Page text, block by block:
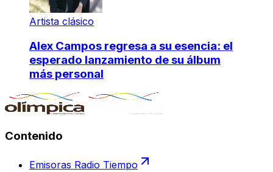
Artista clásico
Alex Campos regresa a su esencia: el
esperado lanzamiento de su álbum
más personal
Contenido
Emisoras Radio Tiempo